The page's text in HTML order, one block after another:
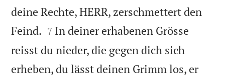
deine Rechte, HERR, zerschmettert den
Feind. 

7 In deiner erhabenen Grösse
reisst du nieder, die gegen dich sich
erheben, du lässt deinen Grimm los, er